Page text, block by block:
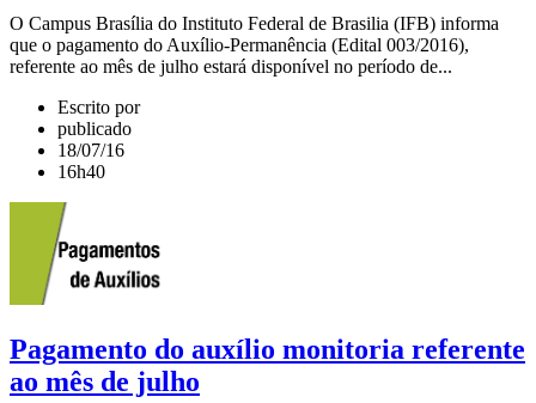
O Campus Brasília do Instituto Federal de Brasilia (IFB) informa
que o pagamento do Auxílio-Permanência (Edital 003/2016),
referente ao mês de julho estará disponível no período de...
Escrito por
publicado
18/07/16
16h40
Pagamento do auxílio monitoria referente
ao mês de julho